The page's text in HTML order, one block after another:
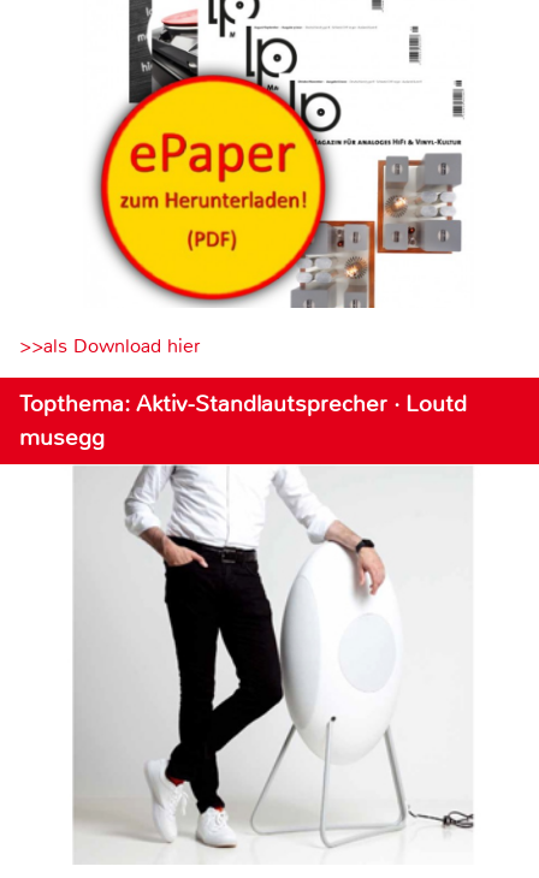
>>als Download hier
Topthema: Aktiv-Standlautsprecher · Loutd
musegg